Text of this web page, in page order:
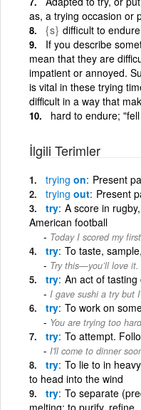
as, a trying occasion or
{s} difficult to
If you describe
mean that they are
impatient or annoyed.
is vital in these trying
difficult in a way that
hard to endure;
İlgili Terimler
trying on Present
trying out Present
try A score in
American football
Today I scored my
try To taste,
Try this—you’ll love it.
try An act of tasting
I gave sushi a try but
try To work on
You are trying too
try To attempt.
I'll come to dinner
try To lie to in
to head into the wind
try To separate
melting; to purify, refine